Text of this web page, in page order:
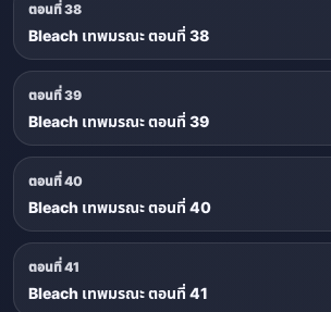
ตอนที่ 38
Bleach เทพมรณะ ตอนที่ 38
ตอนที่ 39
Bleach เทพมรณะ ตอนที่ 39
ตอนที่ 40
Bleach เทพมรณะ ตอนที่ 40
ตอนที่ 41
Bleach เทพมรณะ ตอนที่ 41